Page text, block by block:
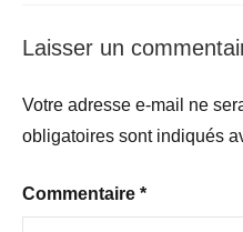
Laisser un
Votre adresse e-mail ne
obligatoires sont indiqués
Commentaire *